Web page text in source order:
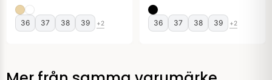
36 37 38 39 +2 36 37 38 39 +2